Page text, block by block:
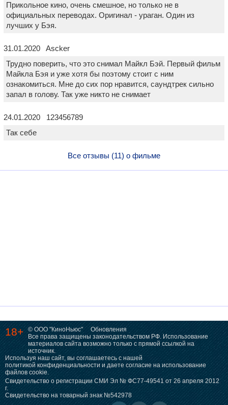
Прикольное кино, очень смешное, но только не в
официальных переводах. Оригинал - ураган. Один из
лучших у Бэя.
31.01.2020 Ascker
Трудно поверить, что это снимал Майкл Бэй. Первый фильм
Майкла Бэя и уже хотя бы поэтому стоит с ним
ознакомиться. Мне до сих пор нравится, саундтрек сильно
запал в голову. Так уже никто не снимает
24.01.2020 123456789
Так себе
Все отзывы (11) о фильме
18+ © ООО "КиноНьюс"
Обновления
Все права защищены законодательством РФ. Использование
материалов сайта возможно только с прямой ссылкой на
источник.
Используя наш сайт, вы соглашаетесь с нашей
политикой конфиденциальностии даете согласие на использование
файлов cookie.
Свидетельство о регистрации СМИ Эл № ФС77-49541 от 26 апреля 2012
г.
Свидетельство на товарный знак №542978